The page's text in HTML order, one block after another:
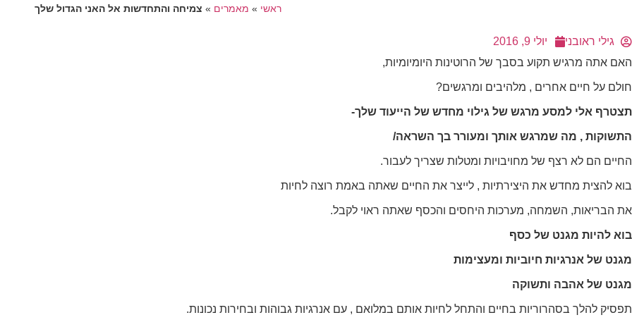
ראשי » מאמרים » צמיחה והתחדשות אל האני הגדול שלך
גילי ראובני
יולי 9, 2016
האם אתה מרגיש תקוע בסבך של הרוטינות היומיומיות,
חולם על חיים אחרים , מלהיבים ומרגשים?
תצטרף אלי למסע מרגש של גילוי מחדש של הייעוד שלך-
התשוקות , מה שמרגש אותך ומעורר בך השראה/
החיים הם לא רצף של מחויבויות ומטלות שצריך לעבור.
בוא להצית מחדש את היצירתיות , לייצר את החיים שאתה באמת רוצה לחיות
את הבריאות, השמחה, מערכות היחסים והכסף שאתה ראוי לקבל.
בוא להיות מגנט של כסף
מגנט של אנרגיות חיוביות ומעצימות
מגנט של אהבה ותשוקה
תפסיק להלך בסהרוריות בחיים והתחל לחיות אותם במלואם , עם אנרגיות גבוהות ובחירות נכונות.
הכרחי
קובצי
אינם
אופציונליים.
הם נדרשים
להפעלת
האתר.
סטטיסטיקות
כדי שנוכל
לשפר את
ומבנהו,
אופן השימוש